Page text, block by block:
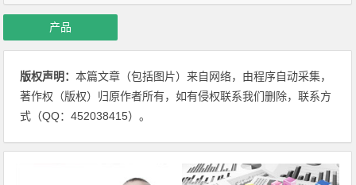
产品
版权声明：本篇文章（包括图片）来自网络，由程序自动采集，
著作权（版权）归原作者所有，如有侵权联系我们删除，联系方
式（QQ：452038415）。